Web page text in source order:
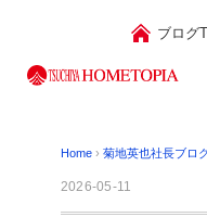
ブログ
Home › 菊地英也社長ブロ
2026-05-11